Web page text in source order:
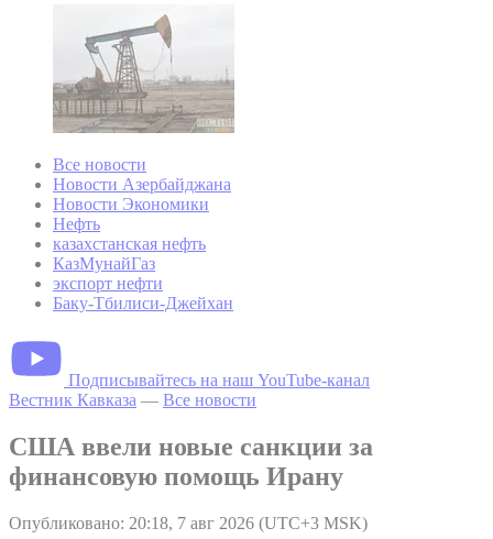
Все новости
Новости Азербайджана
Новости Экономики
Нефть
казахстанская нефть
КазМунайГаз
экспорт нефти
Баку-Тбилиси-Джейхан
Подписывайтесь на наш YouTube-канал
Вестник Кавказа — Все новости
США ввели новые санкции за
финансовую помощь Ирану
Опубликовано: 20:18, 7 авг 2026 (UTC+3 MSK)